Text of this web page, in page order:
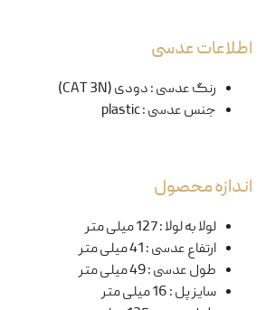
اطلاعات عدسی
رنگ عدسی:دودی (CAT 3N)
جنس عدسی:
plastic
اندازه محصول
لولا به لولا:127 میلی متر
ارتفاع عدسی:41 میلی متر
طول عدسی:49 میلی متر
سایز پل:16 میلی متر